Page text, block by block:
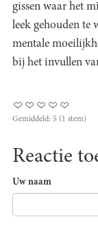
gissen waar het
leek gehouden te
mentale
bij het invullen
Gemiddeld: 5 (1 stem)
Reactie
Uw naam